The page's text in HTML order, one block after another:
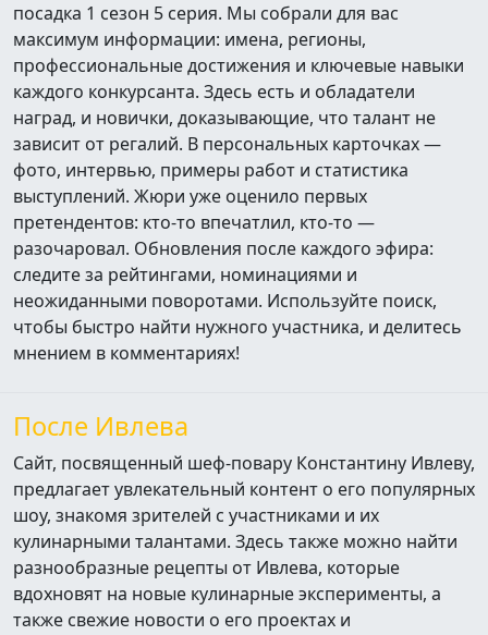
посадка 1 сезон 5 серия. Мы собрали для вас
максимум информации: имена, регионы,
профессиональные достижения и ключевые навыки
каждого конкурсанта. Здесь есть и обладатели
наград, и новички, доказывающие, что талант не
зависит от регалий. В персональных карточках —
фото, интервью, примеры работ и статистика
выступлений. Жюри уже оценило первых
претендентов: кто‑то впечатлил, кто‑то —
разочаровал. Обновления после каждого эфира:
следите за рейтингами, номинациями и
неожиданными поворотами. Используйте поиск,
чтобы быстро найти нужного участника, и делитесь
мнением в комментариях!
После Ивлева
Сайт, посвященный шеф-повару Константину Ивлеву,
предлагает увлекательный контент о его популярных
шоу, знакомя зрителей с участниками и их
кулинарными талантами. Здесь также можно найти
разнообразные рецепты от Ивлева, которые
вдохновят на новые кулинарные эксперименты, а
также свежие новости о его проектах и